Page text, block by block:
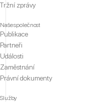
Tržní zprávy
Naše společnost
Publikace
Partneři
Události
Zaměstnání
Právní dokumenty
Služby